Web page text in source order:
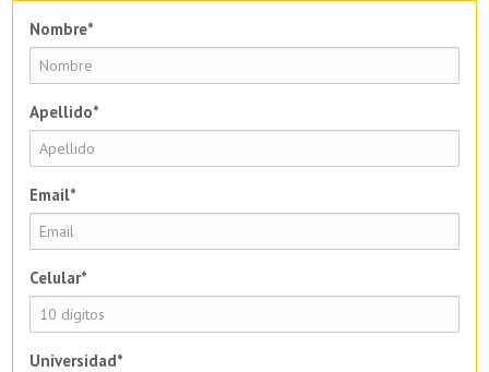
Nombre*
Apellido*
Email*
Celular*
Universidad*